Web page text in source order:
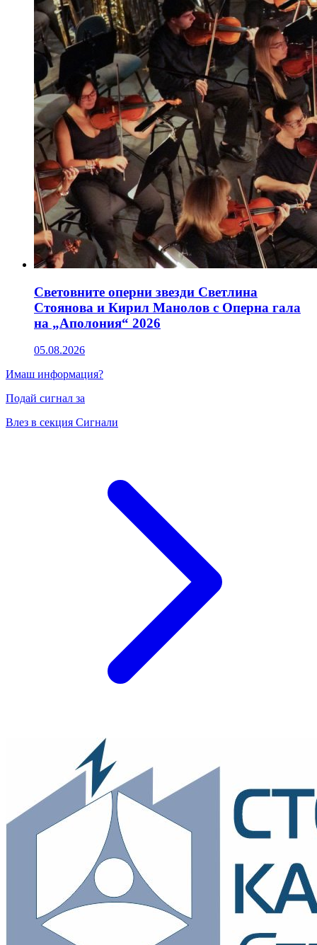
Световните оперни звезди Светлина
Стоянова и Кирил Манолов с Оперна гала
на „Аполония“ 2026
05.08.2026
Имаш информация?
Подай сигнал за
Влез в секция Сигнали